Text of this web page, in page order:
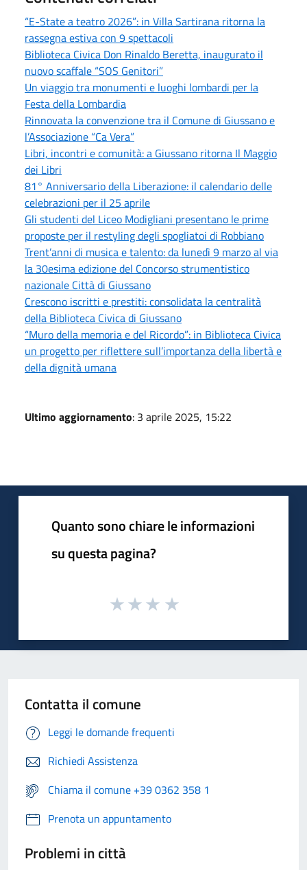
“E-State a teatro 2026”: in Villa Sartirana ritorna la
rassegna estiva con 9 spettacoli
Biblioteca Civica Don Rinaldo Beretta, inaugurato il
nuovo scaffale “SOS Genitori”
Un viaggio tra monumenti e luoghi lombardi per la
Festa della Lombardia
Rinnovata la convenzione tra il Comune di Giussano e
l’Associazione “Ca Vera”
Libri, incontri e comunità: a Giussano ritorna Il Maggio
dei Libri
81° Anniversario della Liberazione: il calendario delle
celebrazioni per il 25 aprile
Gli studenti del Liceo Modigliani presentano le prime
proposte per il restyling degli spogliatoi di Robbiano
Trent’anni di musica e talento: da lunedì 9 marzo al via
la 30esima edizione del Concorso strumentistico
nazionale Città di Giussano
Crescono iscritti e prestiti: consolidata la centralità
della Biblioteca Civica di Giussano
“Muro della memoria e del Ricordo”: in Biblioteca Civica
un progetto per riflettere sull’importanza della libertà e
della dignità umana
Ultimo aggiornamento: 3 aprile 2025, 15:22
Quanto sono chiare le informazioni
su questa pagina?
Contatta il comune
Leggi le domande frequenti
Richiedi Assistenza
Chiama il comune +39 0362 358 1
Prenota un appuntamento
Problemi in città